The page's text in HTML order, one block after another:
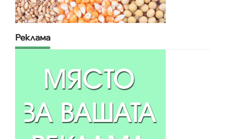
Реклама